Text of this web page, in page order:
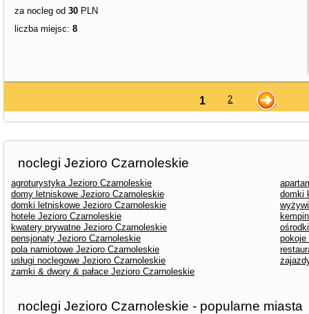
za nocleg od 30 PLN
liczba miejsc: 8
1 2
noclegi Jezioro Czarnoleskie
agroturystyka Jezioro Czarnoleskie
domy letniskowe Jezioro Czarnoleskie
domki
domki letniskowe Jezioro Czarnoleskie
hotele Jezioro Czarnoleskie
kwatery prywatne Jezioro Czarnoleskie
pensjonaty Jezioro Czarnoleskie
pokoje
pola namiotowe Jezioro Czarnoleskie
usługi noclegowe Jezioro Czarnoleskie
zamki & dwory & pałace Jezioro Czarnoleskie
noclegi Jezioro Czarnoleskie - popularne miasta